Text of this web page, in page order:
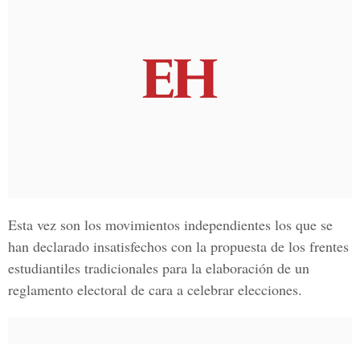
Esta vez son los movimientos independientes los que se
han declarado insatisfechos con la propuesta de los frentes
estudiantiles tradicionales para la elaboración de un
reglamento electoral de cara a celebrar elecciones.